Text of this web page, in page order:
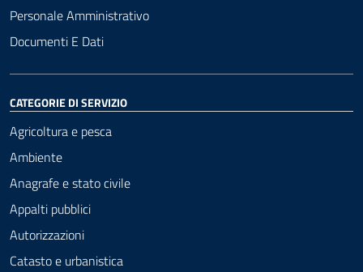
Personale Amministrativo
Documenti E Dati
CATEGORIE DI SERVIZIO
Agricoltura e pesca
Ambiente
Anagrafe e stato civile
Appalti pubblici
Autorizzazioni
Catasto e urbanistica